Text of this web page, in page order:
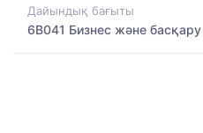
Дайындық бағыты
6B041 Бизнес және басқару